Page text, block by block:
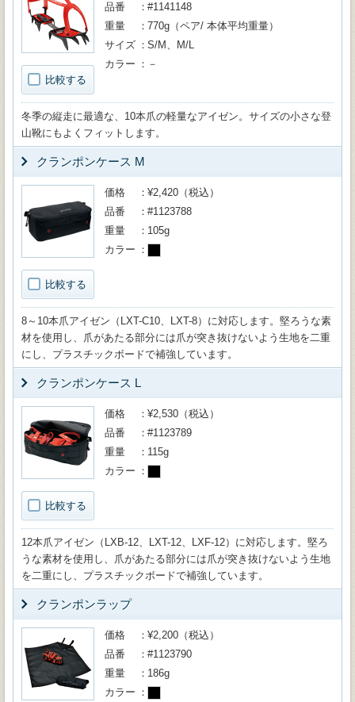
比較する
品番
#1141148
重量
770g（ペア/ 本体平均重量）
サイズ
S/M、M/L
カラー
－
冬季の縦走に最適な、10本爪の軽量なアイゼン。サイズの小さな登
山靴にもよくフィットします。
クランポンケース M
比較する
価格
¥2,420（税込）
品番
#1123788
重量
105g
カラー
8～10本爪アイゼン（LXT-C10、LXT-8）に対応します。堅ろうな素
材を使用し、爪があたる部分には爪が突き抜けないよう生地を二重
にし、プラスチックボードで補強しています。
クランポンケース L
比較する
価格
¥2,530（税込）
品番
#1123789
重量
115g
カラー
12本爪アイゼン（LXB-12、LXT-12、LXF-12）に対応します。堅ろ
うな素材を使用し、爪があたる部分には爪が突き抜けないよう生地
を二重にし、プラスチックボードで補強しています。
クランポンラップ
価格
¥2,200（税込）
品番
#1123790
重量
186g
カラー